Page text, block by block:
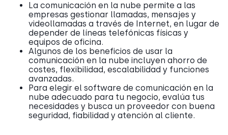
La comunicación en la nube permite a las
empresas gestionar llamadas, mensajes y
videollamadas a través de Internet, en lugar de
depender de líneas telefónicas físicas y
equipos de oficina.
Algunos de los beneficios de usar la
comunicación en la nube incluyen ahorro de
costes, flexibilidad, escalabilidad y funciones
avanzadas.
Para elegir el software de comunicación en la
nube adecuado para tu negocio, evalúa tus
necesidades y busca un proveedor con buena
seguridad, fiabilidad y atención al cliente.